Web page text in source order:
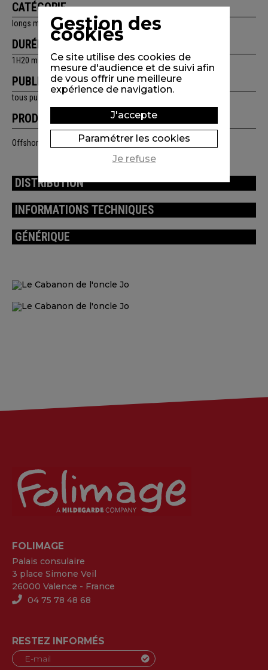
CATÉGORIE
longs métrages
DURÉE
1H20 min
PUBLIC
tous publics
PRODUCTION
Offshore, Folimage, Doghouse Films, Take Five Production
DISTRIBUTION
INFORMATIONS TECHNIQUES
GÉNÉRIQUE
FOLIMAGE
Palais consulaire
3 place Simone Veil
26000 Valence - France
04 75 78 48 68
RESTEZ INFORMÉS
Gestion des
cookies
Ce site utilise des cookies de
mesure d'audience et de suivi afin
de vous offrir une meilleure
expérience de navigation.
J'accepte
Paramétrer les cookies
Je refuse